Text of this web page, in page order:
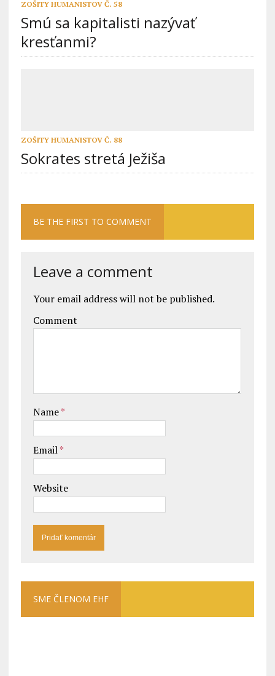
ZOŠITY HUMANISTOV Č. 58
Smú sa kapitalisti nazývať
kresťanmi?
ZOŠITY HUMANISTOV Č. 88
Sokrates stretá Ježiša
BE THE FIRST TO COMMENT
Leave a comment
Your email address will not be published.
Comment
Name*
Email*
Website
SME ČLENOM EHF